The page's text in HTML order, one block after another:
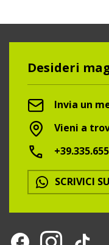
Desideri
Invia un
Vieni a
SCRIVICI